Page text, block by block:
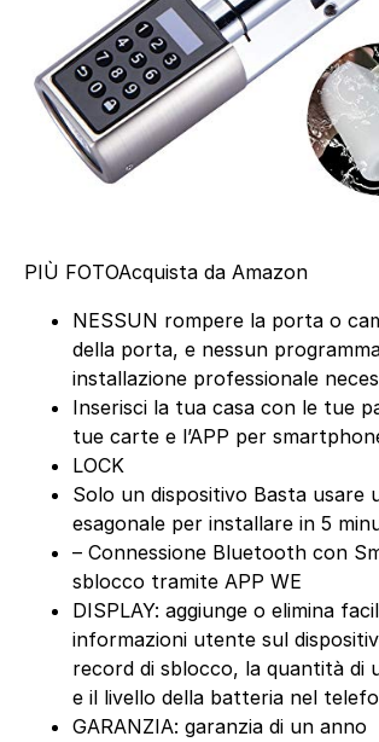
PIÙ FOTOAcquista da Amazon
NESSUN rompere la porta o
della porta, e nessun
installazione professionale
Inserisci la tua casa con le tue
tue carte e l’APP per
LOCK
Solo un dispositivo Basta usare
esagonale per installare in 5
– Connessione Bluetooth con
sblocco tramite APP WE
DISPLAY: aggiunge o elimina
informazioni utente sul
record di sblocco, la quantità di
e il livello della batteria nel
GARANZIA: garanzia di un anno